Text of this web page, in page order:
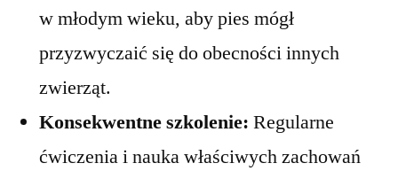
w młodym wieku, aby pies mógł
przyzwyczaić się do obecności innych
zwierząt.
Konsekwentne szkolenie: Regularne
ćwiczenia i nauka właściwych zachowań